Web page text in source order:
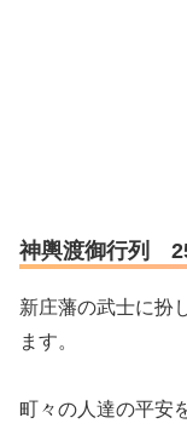
神輿渡御行列
新庄藩の武士に扮
ます。
町々の人達の平安